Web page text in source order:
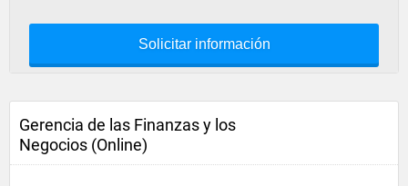
Solicitar información
Gerencia de las Finanzas y los
Negocios (Online)